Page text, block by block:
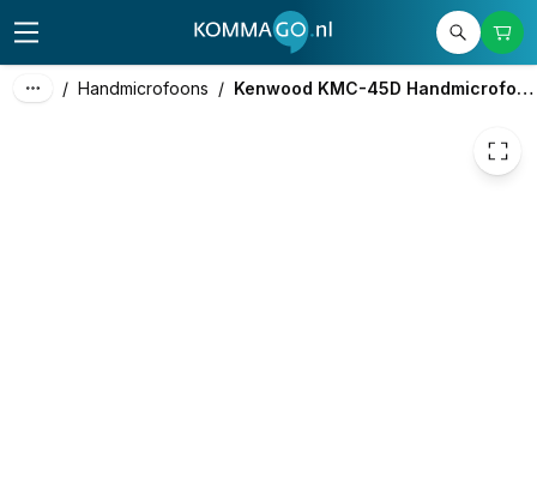
/ Handmicrofoons / Kenwood KMC-45D Handmicrofoon
excl. btw